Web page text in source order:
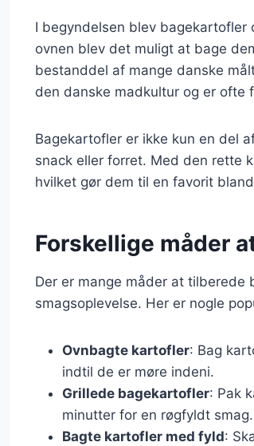
I begyndelsen blev
ovnen blev det muligt at bage
bestanddel af mange danske
den danske madkultur og er
Bagekartofler er ikke kun en del
snack eller forret. Med den rette
hvilket gør dem til en favorit
Forskellige måder
Der er mange måder at tilberede
smagsoplevelse. Her er nogle
Ovnbagte kartofler: Bag
indtil de er møre indeni.
Grillede bagekartofler: Pak
minutter for en røgfyldt smag.
Bagte kartofler med fyld: